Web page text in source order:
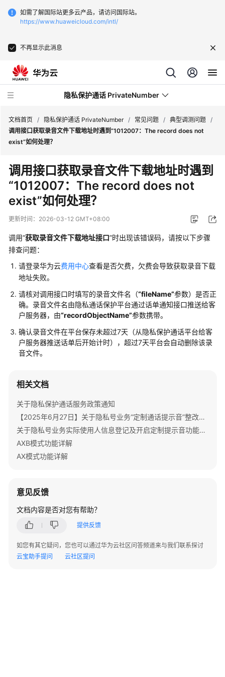
如需了解国际站更多云产品，请访问国际站。
https://www.huaweicloud.com/intl/
不再显示此消息
隐私保护通话 PrivateNumber
品
介
绍
价
格
明
快
速
门
购
买
指
南
户
指
南
开
发
指
API
考
见
问
文档首页 / 隐私保护通话 PrivateNumber / 常见问题 / 典型调测问题 /
调用接口获取录音文件下载地址时遇到“1012007：The record does not
exist”如何处理？
调用接口获取录音文件下载地址时遇到
“1012007：The record does not
exist”如何处理？
更新时间： 2026-03-12 GMT+08:00
调用“获取录音文件下载地址接口”时出现该错误码，请按以下步骤
排查问题：
请登录华为云费用中心查看是否欠费，欠费会导致获取录音下载
地址失败。
请核对调用接口时填写的录音文件名（“fileName”参数）是否正
确。录音文件名由隐私通话保护平台通过话单通知接口推送给客
户服务器，由“recordObjectName”参数携带。
确认录音文件在平台保存未超过7天（从隐私保护通话平台给客
户服务器推送话单后开始计时），超过7天平台会自动删除该录
音文件。
相关文档
关于隐私保护通话服务政策通知
【2025年6月27日】关于隐私号业务“定制通话提示音”整改的重要通知
关于隐私号业务实际使用人信息登记及开启定制提示音功能的重要通知
AXB模式功能详解
AX模式功能详解
意见反馈
文档内容是否对您有帮助？
提供反馈
如您有其它疑问，您也可以通过华为云社区问答频道来与我们联系探讨
云宝助手提问
云社区提问